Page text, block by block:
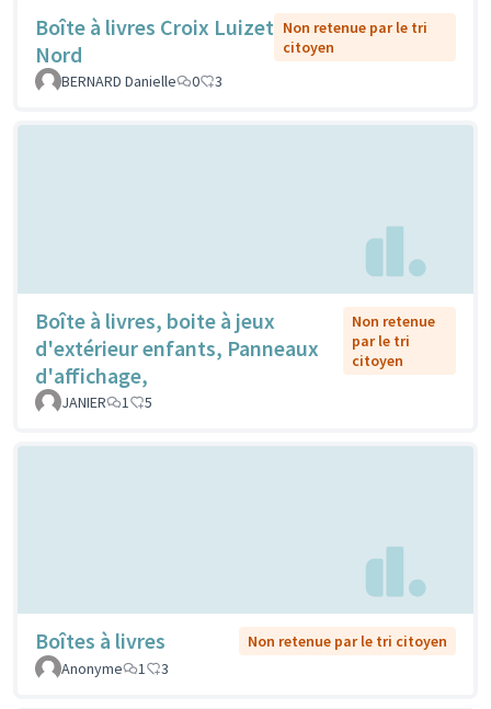
Boîte à livres Croix Luizet
Nord
Non retenue par le tri
citoyen
BERNARD Danielle
0 3
Boîte à livres, boite à jeux
d'extérieur enfants, Panneaux
d'affichage,
Non retenue
par le tri
citoyen
JANIER 1 5
Boîtes à livres
Non retenue par le tri citoyen
Anonyme
1 3